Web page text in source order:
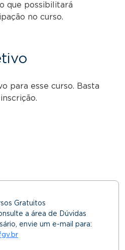
que possibilitará
no curso.
para esse curso. Basta
Gratuitos
a área de Dúvidas
envie um e-mail para: